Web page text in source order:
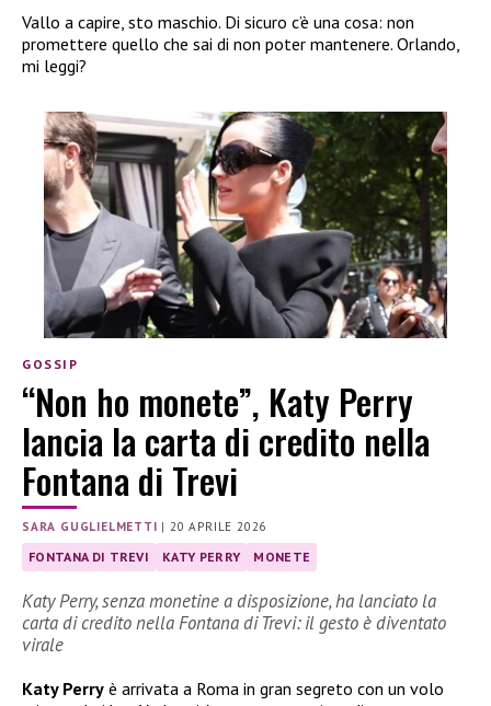
Vallo a capire, sto maschio. Di sicuro c’è una cosa: non
promettere quello che sai di non poter mantenere. Orlando,
mi leggi?
GOSSIP
“Non ho monete”, Katy Perry
lancia la carta di credito nella
Fontana di Trevi
SARA GUGLIELMETTI |20 APRILE 2026
FONTANA DI TREVI KATY PERRY MONETE
Katy Perry, senza monetine a disposizione, ha lanciato la
carta di credito nella Fontana di Trevi: il gesto è diventato
virale
Katy Perry è arrivata a Roma in gran segreto con un volo